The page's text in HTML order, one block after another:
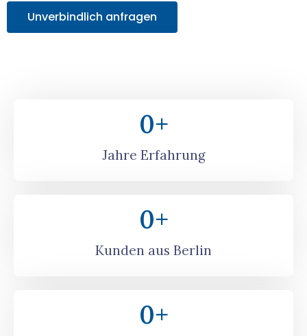
Unverbindlich anfragen
Jahre Erfahrung
0+
Kunden aus Berlin
0+
0+